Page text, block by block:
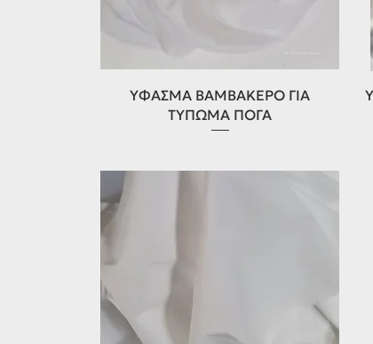
Γρήγορη προβολή
ΥΦΑΣΜΑ ΒΑΜΒΑΚΕΡΟ ΓΙΑ
ΤΥΠΩΜΑ ΠΟΓΑ